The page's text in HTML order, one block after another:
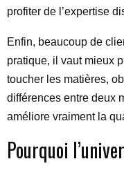
profiter de l’expertise
Enfin, beaucoup de
pratique, il vaut mieux
toucher les matières,
différences entre deux
améliore vraiment la
Pourquoi